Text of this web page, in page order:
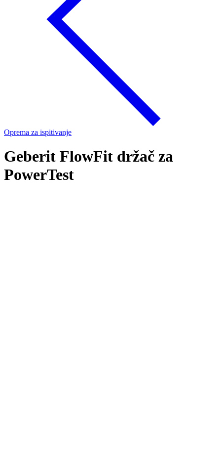
Oprema za ispitivanje
Geberit FlowFit držač za
PowerTest